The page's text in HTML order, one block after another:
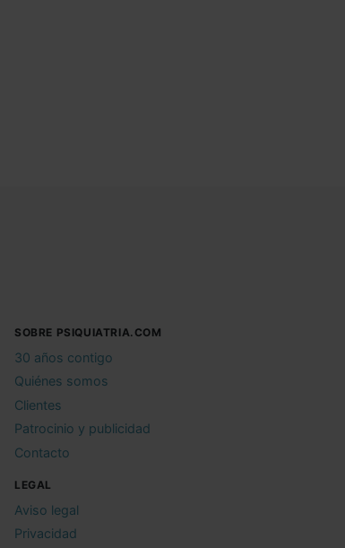
SOBRE PSIQUIATRIA.COM
30 años contigo
Quiénes somos
Clientes
Patrocinio y publicidad
Contacto
LEGAL
Aviso legal
Privacidad